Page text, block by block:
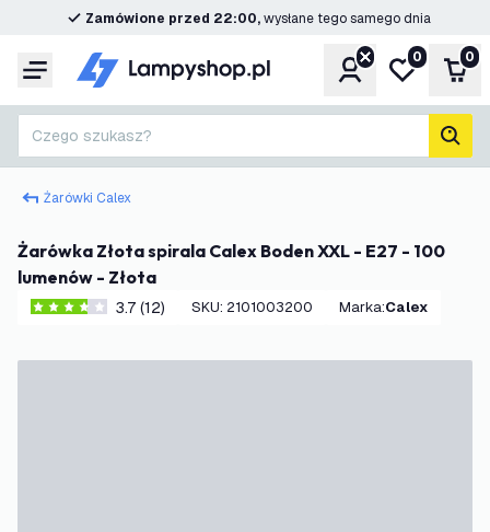
Zamówione przed 22:00,wysłane tego samego dnia
Menu KontoMoja lista
0 0
Czego szukasz?
Żarówki Calex
Żarówka Złota spirala Calex Boden XXL - E27 - 100
lumenów - Złota
3.7 Gwiazdki oceny
3.7 (12) SKU: 2101003200 Marka: Calex